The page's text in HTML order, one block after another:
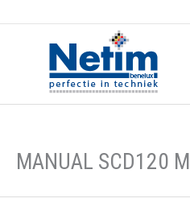
MANUAL SCD120